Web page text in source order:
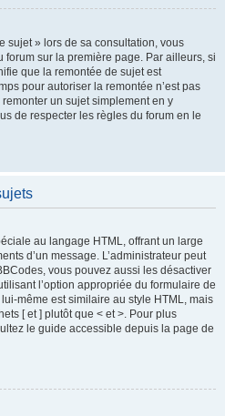
sujet » lors de sa consultation, vous
forum sur la première page. Par ailleurs, si
que la remontée de sujet est
pour autoriser la remontée n’est pas
un sujet simplement en y
de respecter les règles du forum en le
au langage HTML, offrant un large
d’un message. L’administrateur peut
vous pouvez aussi les désactiver
l’option appropriée du formulaire de
même est similaire au style HTML, mais
[ et ] plutôt que < et >. Pour plus
le guide accessible depuis la page de